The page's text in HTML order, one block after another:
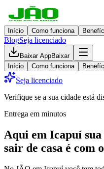
Início Como funciona
BlogSeja licenciado
Baixar AppBaixar
Início
Como funciona
Seja licenciado
Verifique se a sua cidade está
Entrega em minutos
Aqui em Icapuí
sair de casa é com